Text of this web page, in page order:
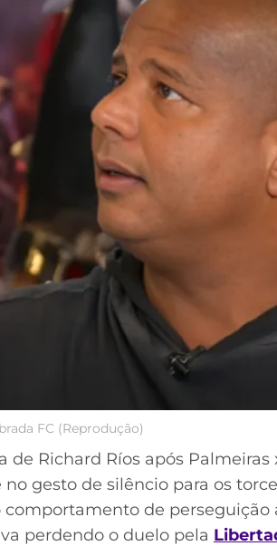
FC (Reprodução)
de Richard Ríos após
gesto de silêncio para os
comportamento de
perdendo o duelo pela